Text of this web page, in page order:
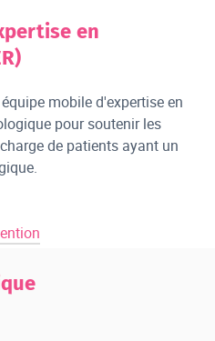
en
mobile d'expertise en
pour soutenir les
de patients ayant un